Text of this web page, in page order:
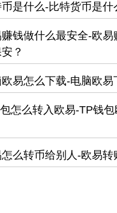
币是什么-比特货币是什
赚钱做什么最安全-欧易
？
易怎么下载-电脑欧易
怎么转入欧易-TP钱
怎么转币给别人-欧易转